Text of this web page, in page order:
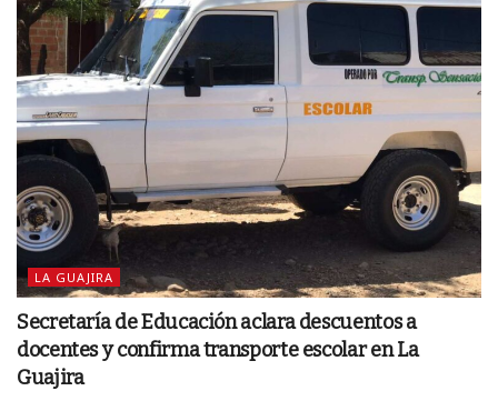
LA GUAJIRA
Secretaría de Educación aclara descuentos a
docentes y confirma transporte escolar en La
Guajira